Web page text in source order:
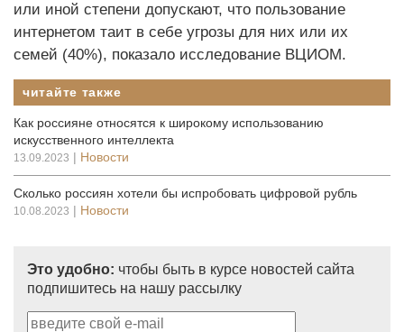
или иной степени допускают, что пользование
интернетом таит в себе угрозы для них или их
семей (40%), показало исследование ВЦИОМ.
читайте также
Как россияне относятся к широкому использованию
искусственного интеллекта
13.09.2023 | Новости
Сколько россиян хотели бы испробовать цифровой рубль
10.08.2023 | Новости
Это удобно: чтобы быть в курсе новостей сайта
подпишитесь на нашу рассылку